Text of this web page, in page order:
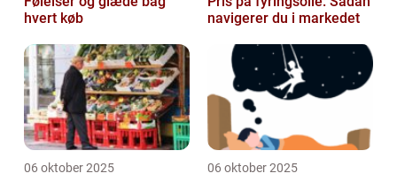
hvert køb
navigerer du i markedet
06 oktober 2025 06 oktober 2025